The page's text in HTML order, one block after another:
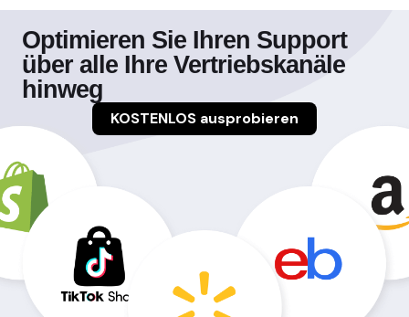
Optimieren Sie Ihren Support
über alle Ihre Vertriebskanäle
hinweg
KOSTENLOS ausprobieren